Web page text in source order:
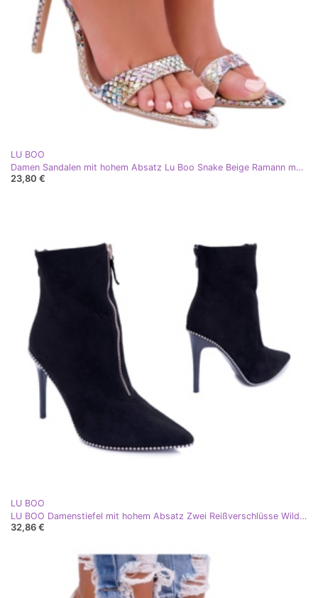
LU BOO
Damen Sandalen mit hohem Absatz Lu Boo Snake Beige Ramann mehrfarbig
23,80 €
LU BOO
LU BOO Damenstiefel mit hohem Absatz Zwei Reißverschlüsse Wildleder Schwarz Suzy
32,86 €